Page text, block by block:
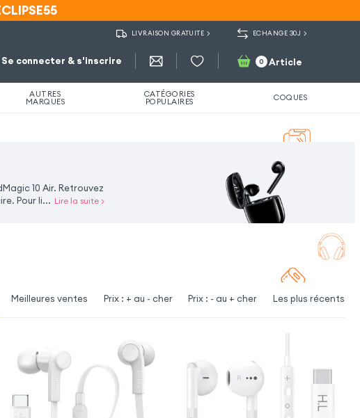
LIVRAISON GRATUITE ECHANGE 30J
Se connecter & s'inscrire 0 Article
AUTRES
MARQUES
CATÉGORIES
POPULAIRES COQUES
10 Air. Retrouvez
Pour li... Lire la suite>
Meilleures ventes Prix : + au - cher Prix : - au + cher Les plus récents